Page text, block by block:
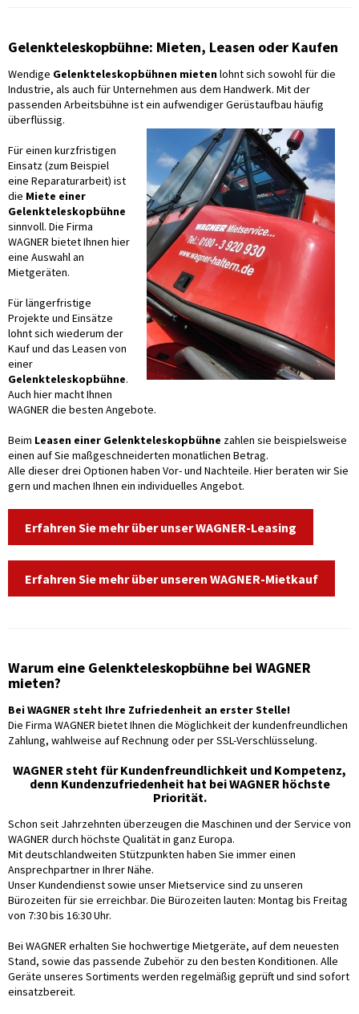
Gelenkteleskopbühne: Mieten, Leasen oder Kaufen
Wendige Gelenkteleskopbühnen mietenlohnt sich sowohl für die
Industrie, als auch für Unternehmen aus dem Handwerk. Mit der
passenden Arbeitsbühne ist ein aufwendiger Gerüstaufbau häufig
überflüssig.
Für einen kurzfristigen
Einsatz (zum Beispiel
eine Reparaturarbeit) ist
die Miete einer
Gelenkteleskopbühne
sinnvoll. Die Firma
WAGNER bietet Ihnen hier
eine Auswahl an
Mietgeräten.
Für längerfristige
Projekte und Einsätze
lohnt sich wiederum der
Kauf und das Leasen von
einer
Gelenkteleskopbühne.
Auch hier macht Ihnen
WAGNER die besten Angebote.
Beim Leasen einer Gelenkteleskopbühne zahlen sie beispielsweise
einen auf Sie maßgeschneiderten monatlichen Betrag.
Alle dieser drei Optionen haben Vor- und Nachteile. Hier beraten wir Sie
gern und machen Ihnen ein individuelles Angebot.
Erfahren Sie mehr über unser WAGNER-Leasing
Erfahren Sie mehr über unseren WAGNER-Mietkauf
Warum eine Gelenkteleskopbühne bei WAGNER
mieten?
Bei WAGNER steht Ihre Zufriedenheit an erster Stelle!
Die Firma WAGNER bietet Ihnen die Möglichkeit der kundenfreundlichen
Zahlung, wahlweise auf Rechnung oder per SSL-Verschlüsselung.
WAGNER steht für Kundenfreundlichkeit und Kompetenz,
denn Kundenzufriedenheit hat bei WAGNER höchste
Priorität.
Schon seit Jahrzehnten überzeugen die Maschinen und der Service von
WAGNER durch höchste Qualität in ganz Europa.
Mit deutschlandweiten Stützpunkten haben Sie immer einen
Ansprechpartner in Ihrer Nähe.
Unser Kundendienst sowie unser Mietservice sind zu unseren
Bürozeiten für sie erreichbar. Die Bürozeiten lauten: Montag bis Freitag
von 7:30 bis 16:30 Uhr.
Bei WAGNER erhalten Sie hochwertige Mietgeräte, auf dem neuesten
Stand, sowie das passende Zubehör zu den besten Konditionen. Alle
Geräte unseres Sortiments werden regelmäßig geprüft und sind sofort
einsatzbereit.